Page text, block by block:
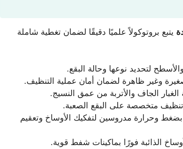
يتبع بروتوكولاً علميًا دقيقًا لضمان تغطية شاملة
لتحديد نوعها وحالة البقع.
وغير ظاهرة لضمان أمان عملية التنظيف.
متخصصة على البقع الصعبة.
بضغط وحرارة مدروسين لتفكيك الأوساخ وتعقيم
الذائبة فورًا بماكينات شفط قوية.